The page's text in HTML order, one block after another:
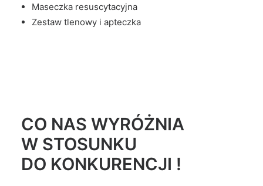
Maseczka resuscytacyjna
Zestaw tlenowy i apteczka
CO NAS WYRÓŻNIA
W STOSUNKU
DO KONKURENCJI !